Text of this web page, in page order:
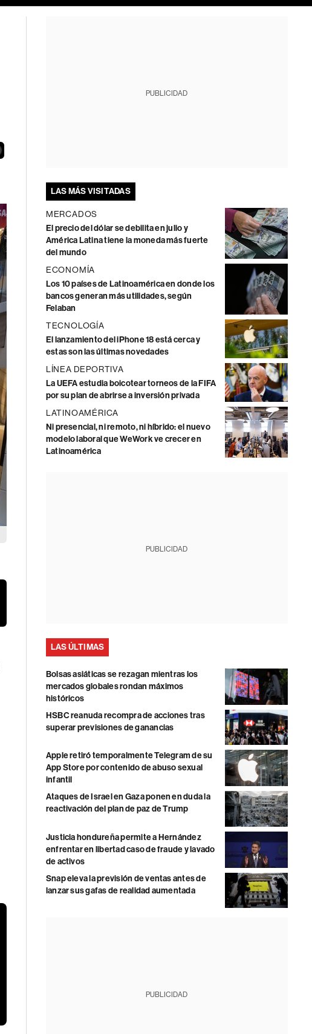
PUBLICIDAD
LAS MÁS VISITADAS
MERCADOS
El precio del dólar se debilita en julio y
América Latina tiene la moneda más fuerte
del mundo
ECONOMÍA
Los 10 países de Latinoamérica en donde los
bancos generan más utilidades, según
Felaban
TECNOLOGÍA
El lanzamiento del iPhone 18 está cerca y
estas son las últimas novedades
LÍNEA DEPORTIVA
La UEFA estudia boicotear torneos de la FIFA
por su plan de abrirse a inversión privada
LATINOAMÉRICA
Ni presencial, ni remoto, ni híbrido: el nuevo
modelo laboral que WeWork ve crecer en
Latinoamérica
PUBLICIDAD
LAS ÚLTIMAS
Bolsas asiáticas se rezagan mientras los
mercados globales rondan máximos
históricos
HSBC reanuda recompra de acciones tras
superar previsiones de ganancias
Apple retiró temporalmente Telegram de su
App Store por contenido de abuso sexual
infantil
Ataques de Israel en Gaza ponen en duda la
reactivación del plan de paz de Trump
Justicia hondureña permite a Hernández
enfrentar en libertad caso de fraude y lavado
de activos
Snap eleva la previsión de ventas antes de
lanzar sus gafas de realidad aumentada
PUBLICIDAD